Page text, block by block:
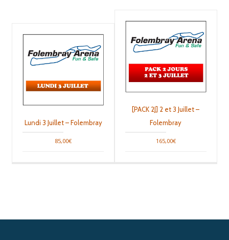
Lundi 3 Juillet – Folembray
85,00€
[PACK 2J] 2 et 3 Juillet –
Folembray
165,00€